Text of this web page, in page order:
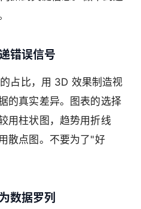
错误信号
占比，用 3D 效果制造视
的真实差异。图表的选择
用柱状图，趋势用折线
散点图。不要为了"好
数据罗列